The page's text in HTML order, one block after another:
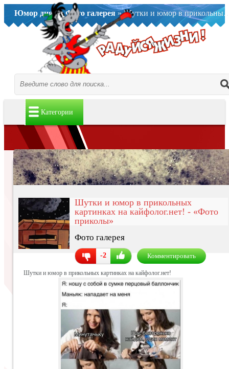
Юмор дня..»Фото галерея» Шутки и юмор в прикольных картинках на кайфолог.нет! - «Фото приколы»
Категории
Шутки и юмор в прикольных
картинках на кайфолог.нет! - «Фото
приколы»
Фото галерея
-2 Комментировать
Шутки и юмор в прикольных картинках на кайфолог.нет!